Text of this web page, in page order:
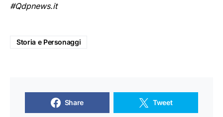
#Qdpnews.it
Storia e Personaggi
Share Tweet